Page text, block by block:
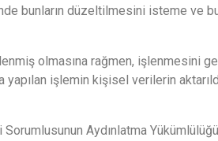
bunların düzeltilmesini isteme ve
olmasına rağmen, işlenmesini
işlemin kişisel verilerin
Sorumlusunun Aydınlatma